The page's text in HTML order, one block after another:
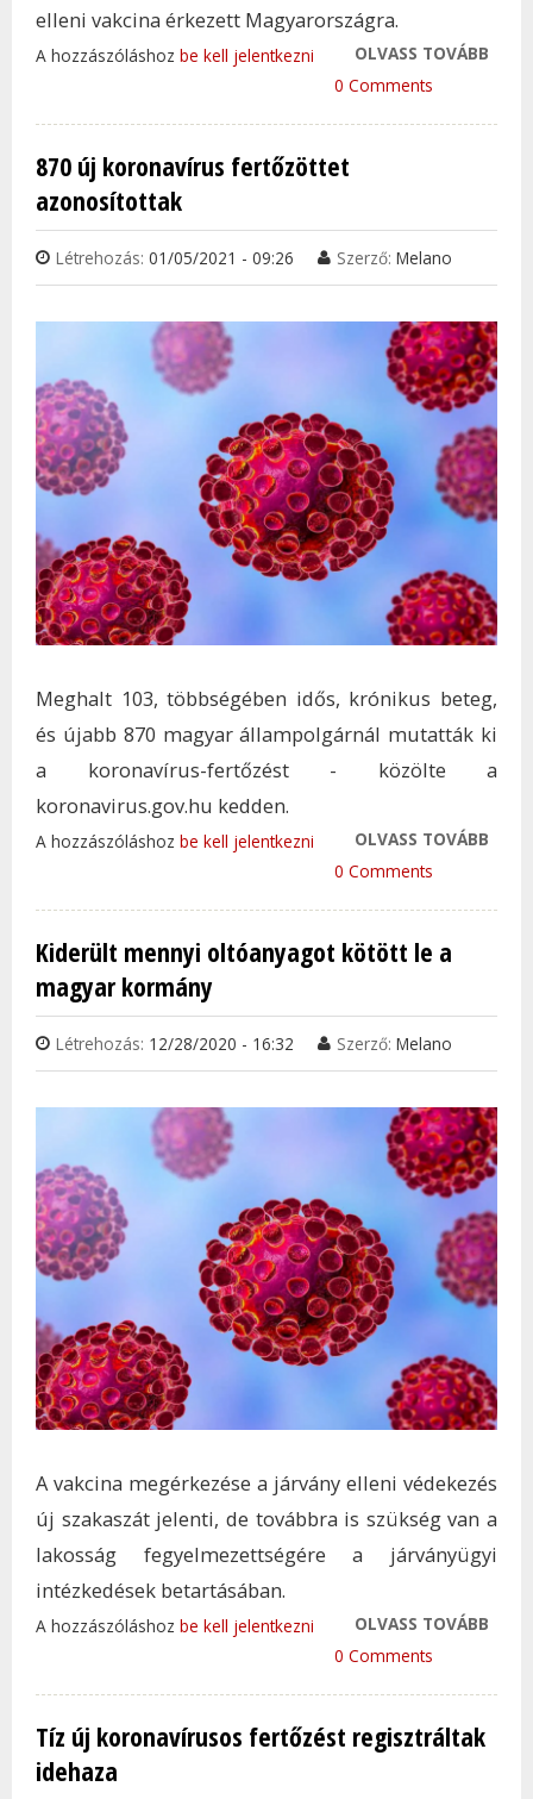
elleni vakcina érkezett Magyarországra.
OLVASS TOVÁBB
A hozzászóláshoz be kell jelentkezni
0 Comments
870 új koronavírus fertőzöttet
azonosítottak
Létrehozás: 01/05/2021 - 09:26 Szerző: Melano
Meghalt 103, többségében idős, krónikus beteg,
és újabb 870 magyar állampolgárnál mutatták ki
a koronavírus-fertőzést - közölte a
koronavirus.gov.hu kedden.
OLVASS TOVÁBB
A hozzászóláshoz be kell jelentkezni
0 Comments
Kiderült mennyi oltóanyagot kötött le a
magyar kormány
Létrehozás: 12/28/2020 - 16:32 Szerző: Melano
A vakcina megérkezése a járvány elleni védekezés
új szakaszát jelenti, de továbbra is szükség van a
lakosság fegyelmezettségére a járványügyi
intézkedések betartásában.
OLVASS TOVÁBB
A hozzászóláshoz be kell jelentkezni
0 Comments
Tíz új koronavírusos fertőzést regisztráltak
idehaza